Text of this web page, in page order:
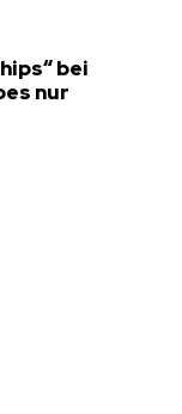
bei
nur